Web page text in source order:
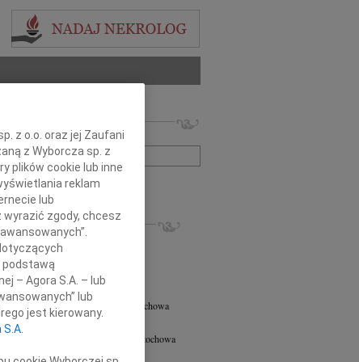
lub numer ogłoszenia:
+ szukanie zaawansowane
Częstochowa
głębokiego współczucia oraz...
03.11.2025
Tribute dla Pani Sędzi Anny...
Kołodziejska
Częstochowa
Siostra i Ciocia Małgorzata...
Aleksander Rolat
Częstochowa
- w dniu urodzin błp. Zygmunta...
z o.o. oraz jej Zaufani
z Wyborcza sp. z
plików cookie lub inne
reklam
lub
zgody, chcesz
podstawą
– Agora S.A. – lub
lub
jest kierowany.